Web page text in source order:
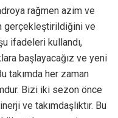
rağmen azim ve
gerçekleştirildiğini ve
ifadeleri kullandı,
başlayacağız ve yeni
takımda her zaman
Bizi iki sezon önce
ve takımdaşlıktır. Bu